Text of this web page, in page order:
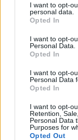
not limited to your
grant or deny
use your data for
consent section.
I want to opt-
personal data.
Opted In
I want to opt-
Personal Data.
Opted In
I want to opt-
Personal Data
Opted In
I want to opt-
Retention,
Personal Data
Purposes for
Opted Out